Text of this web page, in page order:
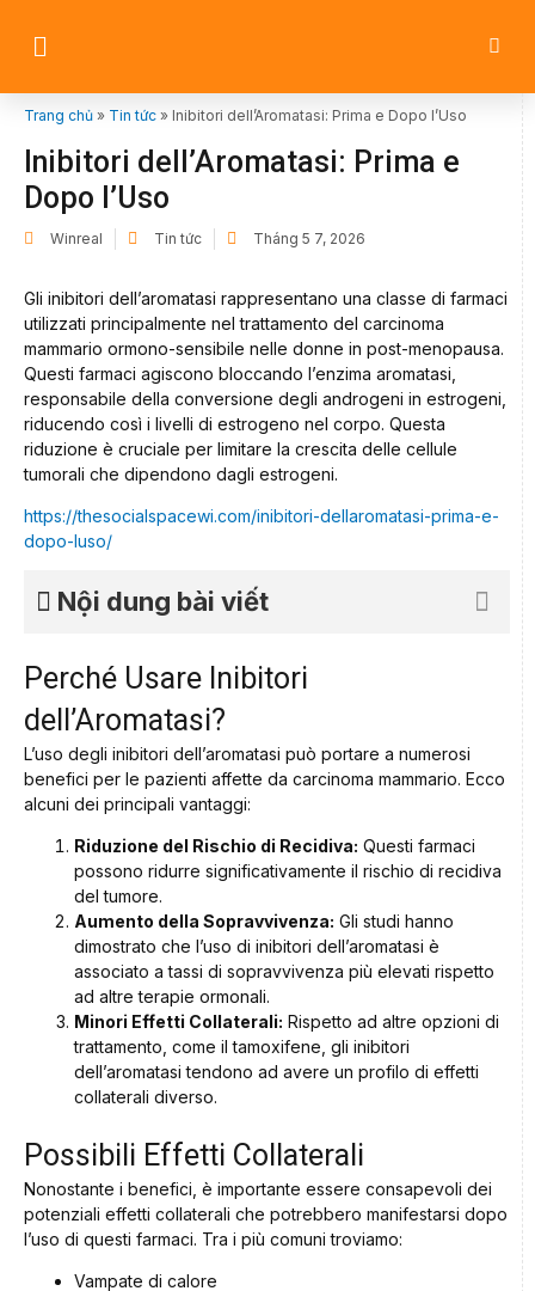
Trang chủ » Tin tức » Inibitori dell’Aromatasi: Prima e Dopo l’Uso
Inibitori dell’Aromatasi: Prima e
Dopo l’Uso
Winreal Tin tức Tháng 5 7, 2026
Gli inibitori dell’aromatasi rappresentano una classe di farmaci
utilizzati principalmente nel trattamento del carcinoma
mammario ormono-sensibile nelle donne in post-menopausa.
Questi farmaci agiscono bloccando l’enzima aromatasi,
responsabile della conversione degli androgeni in estrogeni,
riducendo così i livelli di estrogeno nel corpo. Questa
riduzione è cruciale per limitare la crescita delle cellule
tumorali che dipendono dagli estrogeni.
https://thesocialspacewi.com/inibitori-dellaromatasi-prima-e-
dopo-luso/
Nội dung bài viết
Perché Usare Inibitori
dell’Aromatasi?
L’uso degli inibitori dell’aromatasi può portare a numerosi
benefici per le pazienti affette da carcinoma mammario. Ecco
alcuni dei principali vantaggi:
Riduzione del Rischio di Recidiva: Questi farmaci
possono ridurre significativamente il rischio di recidiva
del tumore.
Aumento della Sopravvivenza: Gli studi hanno
dimostrato che l’uso di inibitori dell’aromatasi è
associato a tassi di sopravvivenza più elevati rispetto
ad altre terapie ormonali.
Minori Effetti Collaterali: Rispetto ad altre opzioni di
trattamento, come il tamoxifene, gli inibitori
dell’aromatasi tendono ad avere un profilo di effetti
collaterali diverso.
Possibili Effetti Collaterali
Nonostante i benefici, è importante essere consapevoli dei
potenziali effetti collaterali che potrebbero manifestarsi dopo
l’uso di questi farmaci. Tra i più comuni troviamo:
Vampate di calore